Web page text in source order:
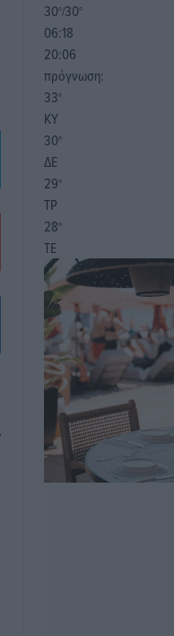
30°/30°
06:18
20:06
πρόγνωση:
33°
ΚΥ
30°
ΔΕ
29°
ΤΡ
28°
ΤΕ